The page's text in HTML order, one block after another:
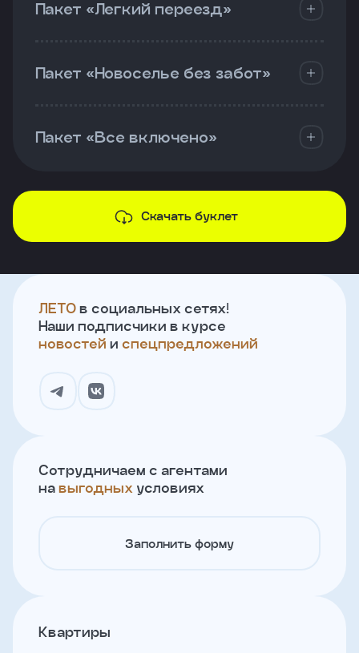
Пакет «Легкий переезд»
Пакет «Новоселье без забот»
Пакет «Все включено»
Скачать буклет
ЛЕТО в социальных сетях!
Наши подписчики в курсе
новостей и спецпредложений
Сотрудничаем с агентами
на выгодных условиях
Заполнить форму
Квартиры